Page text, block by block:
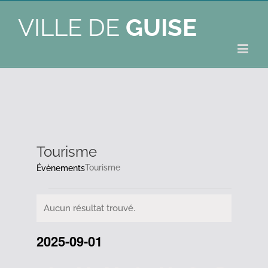
VILLE DE GUISE
Tourisme
ÉvènementsTourisme
Évènements
Notice
Aucun résultat trouvé.
2025-09-01